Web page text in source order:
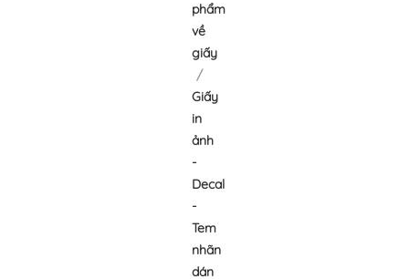
phẩm
về
giấy
Giấy
in
ảnh
-
Decal
-
Tem
nhãn
dán